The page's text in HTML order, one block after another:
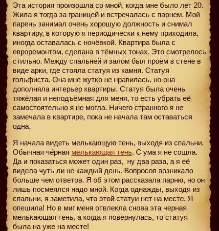
Эта история произошла со мной, когда мне было лет 20.
Жила я тогда за границей и встречалась с парнем. Мой
парень занимал очень хорошую должность и снимал
квартиру, в которую я периодически к нему приходила,
иногда оставалась с ночёвкой. Квартира была с
евроремонтом, сделана в тёмных тонах. Это смотрелось
стильно. Между спальней и залом был проём в стене в
виде арки, где стояла статуя из камня. Статуя
гольфиста. Она мне жутко не нравилась, но она
дополняла интерьер квартиры. Статуя была очень
тяжёлая и неподъёмная для меня, то есть убрать её
самостоятельно я не могла. Ничего странного я не
замечала в квартире, пока не начала там оставаться
одна.
Я начала видеть мелькающую тень, выходя из спальни.
Обычная чёрная мелькающая тень. С ума я не сошла.
Да и показаться может один раз, ну два раза, а я её
видела чуть ли не каждый день. Вопросов возникало
больше чем ответов. Я об этом рассказала парню, но он
лишь посмеялся надо мной. Когда однажды, выходя из
спальни, я заметила, что этой статуи нет на месте. Я
опешила! Но в миг меня отвлекла снова эта черная
мелькающая тень, а когда я повернулась, то статуя
была на уже на месте!